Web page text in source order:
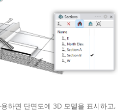
하면 단면도에 3D 모델을 표시하고,